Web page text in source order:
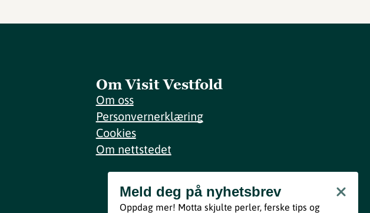
Om Visit Vestfold
Om oss
Personvernerklæring
Cookies
Om nettstedet
Meld deg på nyhetsbrev
Meld deg på nyhetsbrev
Oppdag mer! Motta skjulte perler, ferske tips og